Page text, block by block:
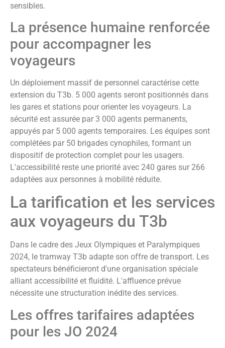
sensibles.
La présence humaine renforcée
pour accompagner les
voyageurs
Un déploiement massif de personnel caractérise cette
extension du T3b. 5 000 agents seront positionnés dans
les gares et stations pour orienter les voyageurs. La
sécurité est assurée par 3 000 agents permanents,
appuyés par 5 000 agents temporaires. Les équipes sont
complétées par 50 brigades cynophiles, formant un
dispositif de protection complet pour les usagers.
L'accessibilité reste une priorité avec 240 gares sur 266
adaptées aux personnes à mobilité réduite.
La tarification et les services
aux voyageurs du T3b
Dans le cadre des Jeux Olympiques et Paralympiques
2024, le tramway T3b adapte son offre de transport. Les
spectateurs bénéficieront d'une organisation spéciale
alliant accessibilité et fluidité. L'affluence prévue
nécessite une structuration inédite des services.
Les offres tarifaires adaptées
pour les JO 2024